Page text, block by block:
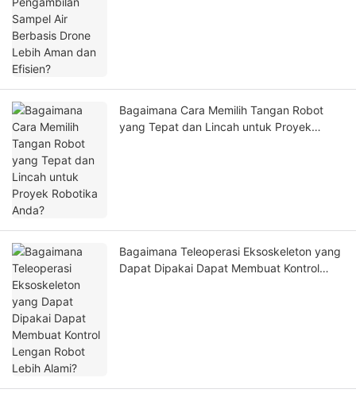
Bagaimana Cara Memilih Tangan Robot
yang Tepat dan Lincah untuk Proyek
Bagaimana Teleoperasi Eksoskeleton yang
Dapat Dipakai Dapat Membuat Kontrol